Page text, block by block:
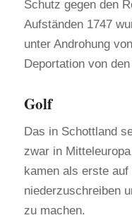
Schutz gegen den
Aufständen 1747
unter Androhung
Deportation von
Golf
Das in Schottland
zwar in
kamen als erste
niederzuschreiben
zu machen.